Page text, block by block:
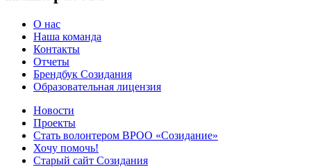
О нас
Наша команда
Контакты
Отчеты
Брендбук Созидания
Образовательная лицензия
Новости
Проекты
Стать волонтером ВРОО «Созидание»
Хочу помочь!
Старый сайт Созидания